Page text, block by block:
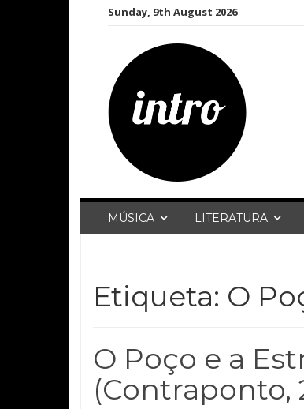
Sunday, 9th August 2026
MÚSICA LITERATURA
Etiqueta: O
O Poço e a
(Contraponto,